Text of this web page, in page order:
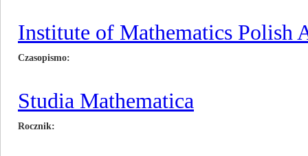
Institute of Mathematics Polish
Czasopismo
Studia Mathematica
Rocznik